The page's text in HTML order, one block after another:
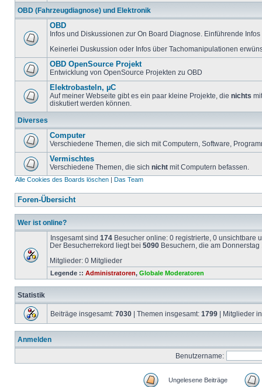
OBD (Fahrzeugdiagnose) und Elektronik
OBD
Infos und Diskussionen zur On Board Diagnose. Einführende
Keinerlei Duskussion oder Infos über Tachomanipulationen
OBD OpenSource Projekt
Entwicklung von OpenSource Projekten zu OBD
Elektrobasteln, µC
Auf meiner Webseite gibt es ein paar kleine Projekte, die nichts
diskutiert werden können.
Diverses
Computer
Verschiedene Themen, die sich mit Computern, Software,
Vermischtes
Verschiedene Themen, die sich nicht mit Computern befassen.
Alle Cookies des Boards löschen | Das Team
Foren-Übersicht
Wer ist online?
Insgesamt sind 174 Besucher online: 0 registrierte, 0 unsichtbare
Der Besucherrekord liegt bei 5090 Besuchern, die am
Mitglieder: 0 Mitglieder
Legende :: Administratoren, Globale Moderatoren
Statistik
Beiträge insgesamt: 7030 | Themen insgesamt: 1799 | Mitglieder
Anmelden
Benutzername:
Ungelesene Beiträge